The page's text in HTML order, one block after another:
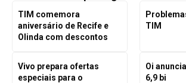
TIM comemora
aniversário de Recife e
Olinda com descontos
TIM
Vivo prepara ofertas
especiais para o
Oi
6,9 bi